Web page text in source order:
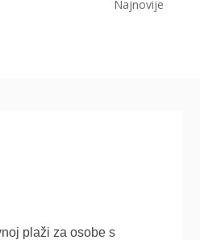
Najnovije
plaži za osobe s